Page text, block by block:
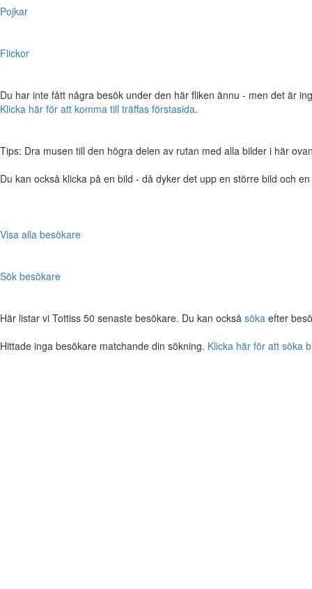
Pojkar
Flickor
Du har inte fått några besök under den här fliken ännu - men det är
Klicka här för att komma till träffas förstasida.
Tips: Dra musen till den högra delen av rutan med alla bilder i här
Du kan också klicka på en bild - då dyker det upp en större bild och
Visa alla besökare
Sök besökare
Här listar vi Tottiss 50 senaste besökare. Du kan också söka efter
Hittade inga besökare matchande din sökning. Klicka här för att söka